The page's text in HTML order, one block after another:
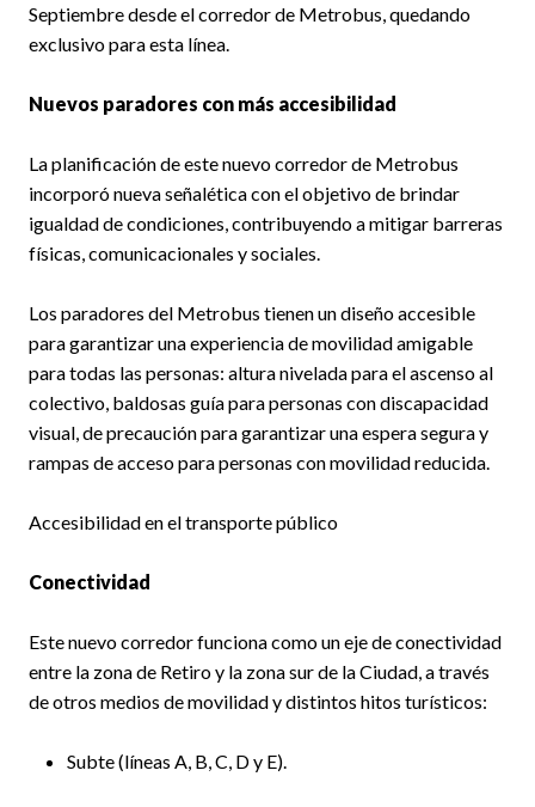
Septiembre desde el corredor de Metrobus, quedando
exclusivo para esta línea.
Nuevos paradores con más accesibilidad
La planificación de este nuevo corredor de Metrobus
incorporó nueva señalética con el objetivo de brindar
igualdad de condiciones, contribuyendo a mitigar barreras
físicas, comunicacionales y sociales.
Los paradores del Metrobus tienen un diseño accesible
para garantizar una experiencia de movilidad amigable
para todas las personas: altura nivelada para el ascenso al
colectivo, baldosas guía para personas con discapacidad
visual, de precaución para garantizar una espera segura y
rampas de acceso para personas con movilidad reducida.
Accesibilidad en el transporte público
Conectividad
Este nuevo corredor funciona como un eje de conectividad
entre la zona de Retiro y la zona sur de la Ciudad, a través
de otros medios de movilidad y distintos hitos turísticos:
Subte (líneas A, B, C, D y E).